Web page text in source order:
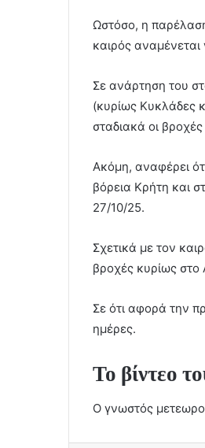
Ωστόσο, η
καιρός αναμένεται
Σε ανάρτηση του
(κυρίως Κυκλάδες
σταδιακά οι
Ακόμη, αναφέρει
βόρεια Κρήτη και
27/10/25.
Σχετικά με τον
βροχές κυρίως στο
Σε ότι αφορά την
ημέρες.
Το βίντεο
Ο γνωστός